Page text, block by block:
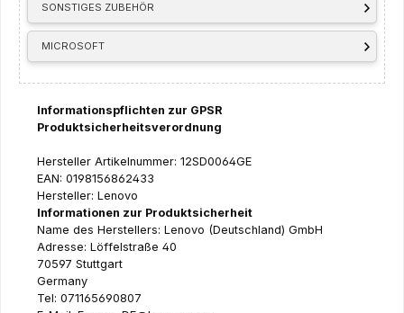
SONSTIGES ZUBEHÖR
MICROSOFT
Informationspflichten zur GPSR
Produktsicherheitsverordnung
Hersteller Artikelnummer: 12SD0064GE
EAN: 0198156862433
Hersteller: Lenovo
Informationen zur Produktsicherheit
Name des Herstellers: Lenovo (Deutschland) GmbH
Adresse: Löffelstraße 40
70597 Stuttgart
Germany
Tel: 071165690807